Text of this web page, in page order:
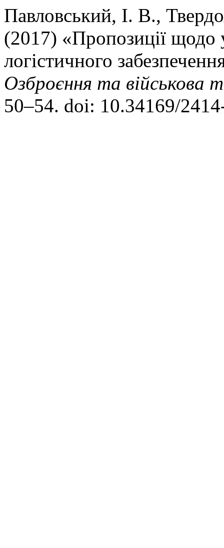
Павловський, І. В.,
(2017) «Пропозиції щодо
логістичного
Озброєння та військова
50–54. doi: 10.34169/